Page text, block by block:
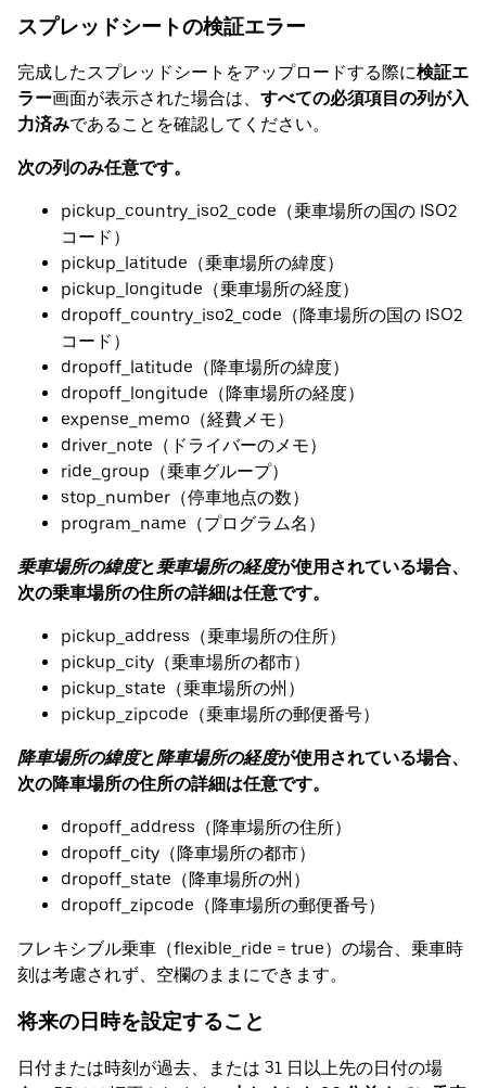
スプレッドシートの検証エラー
完成したスプレッドシートをアップロードする際に検証エ
ラー画面が表示された場合は、 すべての必須項目の列が入
力済みであることを確認してください。
次の列のみ任意です。
pickup_country_iso2_code（乗車場所の国の ISO2
コード）
pickup_latitude（乗車場所の緯度）
pickup_longitude（乗車場所の経度）
dropoff_country_iso2_code（降車場所の国の ISO2
コード）
dropoff_latitude（降車場所の緯度）
dropoff_longitude（降車場所の経度）
expense_memo（経費メモ）
driver_note（ドライバーのメモ）
ride_group（乗車グループ）
stop_number（停車地点の数）
program_name（プログラム名）
乗車場所の緯度と乗車場所の経度が使用されている場合、
次の乗車場所の住所の詳細は任意です。
pickup_address（乗車場所の住所）
pickup_city（乗車場所の都市）
pickup_state（乗車場所の州）
pickup_zipcode（乗車場所の郵便番号）
降車場所の緯度と降車場所の経度が使用されている場合、
次の降車場所の住所の詳細は任意です。
dropoff_address（降車場所の住所）
dropoff_city（降車場所の都市）
dropoff_state（降車場所の州）
dropoff_zipcode（降車場所の郵便番号）
フレキシブル乗車（flexible_ride = true）の場合、乗車時
刻は考慮されず、空欄のままにできます。
将来の日時を設定すること
日付または時刻が過去、または 31 日以上先の日付の場